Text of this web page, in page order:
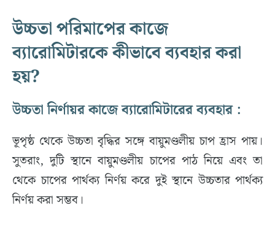
উচ্চতা পরিমাপের কাজে
ব্যারোমিটারকে কীভাবে ব্যবহার করা
হয়?
উচ্চতা নির্ণায়র কাজে ব্যারোমিটারের ব্যবহার :
ভূপৃষ্ঠ থেকে উচ্চতা বৃদ্ধির সঙ্গে বায়ুমণ্ডলীয় চাপ হ্রাস পায়।
সুতরাং, দুটি স্থানে বায়ুমণ্ডলীয় চাপের পাঠ নিয়ে এবং তা
থেকে চাপের পার্থক্য নির্ণয় করে দুই স্থানে উচ্চতার পার্থক্য
নির্ণয় করা সম্ভব।